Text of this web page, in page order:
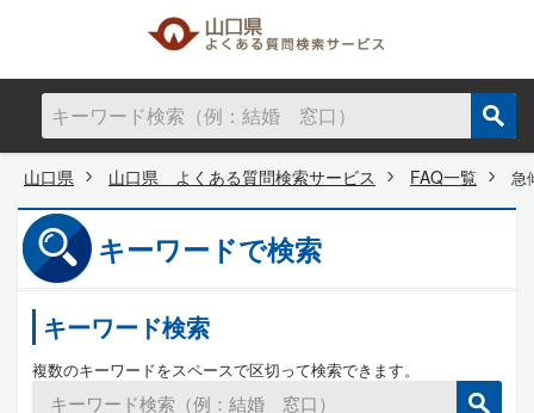
山口県 山口県 よくある質問検索サービス FAQ一覧 急
キーワードで検索
キーワード検索
複数のキーワードをスペースで区切って検索できます。